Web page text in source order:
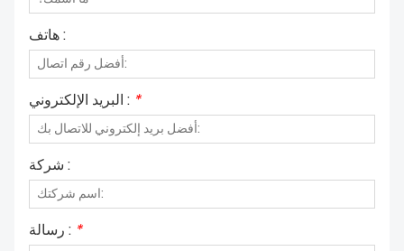
هاتف :
البريد الإلكتروني : *
شركة :
رسالة : *